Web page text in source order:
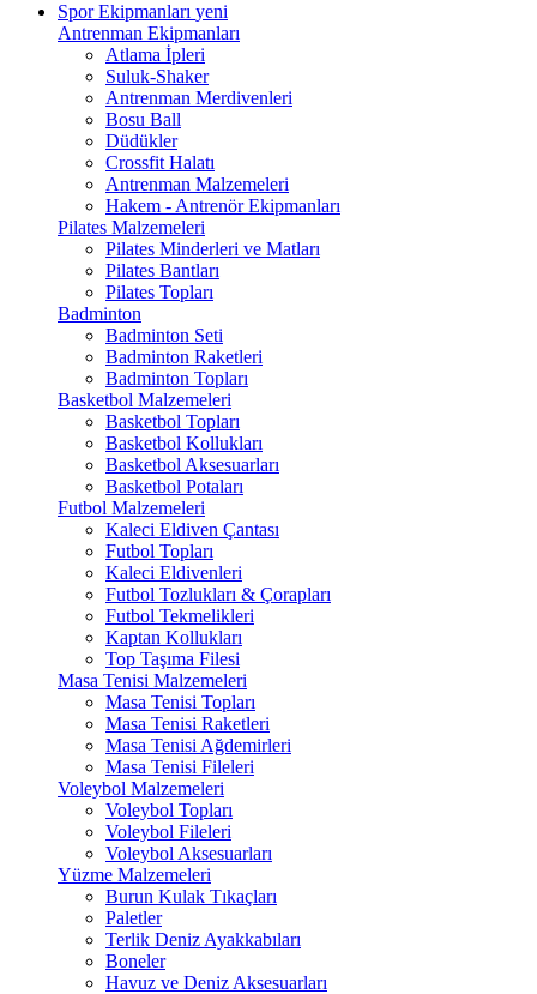
Spor Ekipmanları yeni
Antrenman Ekipmanları
Atlama İpleri
Suluk-Shaker
Antrenman Merdivenleri
Bosu Ball
Düdükler
Crossfit Halatı
Antrenman Malzemeleri
Hakem - Antrenör Ekipmanları
Pilates Malzemeleri
Pilates Minderleri ve Matları
Pilates Bantları
Pilates Topları
Badminton
Badminton Seti
Badminton Raketleri
Badminton Topları
Basketbol Malzemeleri
Basketbol Topları
Basketbol Kollukları
Basketbol Aksesuarları
Basketbol Potaları
Futbol Malzemeleri
Kaleci Eldiven Çantası
Futbol Topları
Kaleci Eldivenleri
Futbol Tozlukları & Çorapları
Futbol Tekmelikleri
Kaptan Kollukları
Top Taşıma Filesi
Masa Tenisi Malzemeleri
Masa Tenisi Topları
Masa Tenisi Raketleri
Masa Tenisi Ağdemirleri
Masa Tenisi Fileleri
Voleybol Malzemeleri
Voleybol Topları
Voleybol Fileleri
Voleybol Aksesuarları
Yüzme Malzemeleri
Burun Kulak Tıkaçları
Paletler
Terlik Deniz Ayakkabıları
Boneler
Havuz ve Deniz Aksesuarları